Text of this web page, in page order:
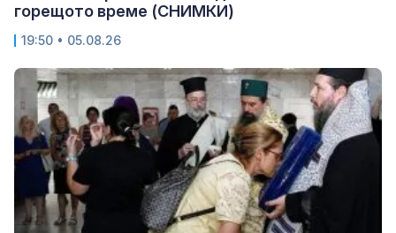
горещото време (СНИМКИ)
19:50 • 05.08.26